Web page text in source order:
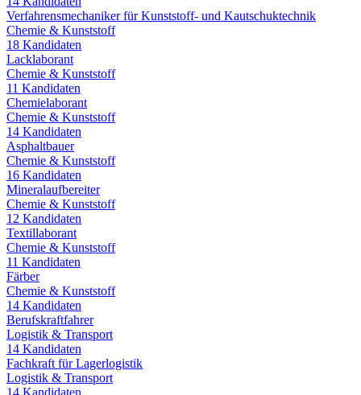
Verfahrensmechaniker für Kunststoff- und Kautschuktechnik
Chemie & Kunststoff
18 Kandidaten
Lacklaborant
Chemie & Kunststoff
11 Kandidaten
Chemielaborant
Chemie & Kunststoff
14 Kandidaten
Asphaltbauer
Chemie & Kunststoff
16 Kandidaten
Mineralaufbereiter
Chemie & Kunststoff
12 Kandidaten
Textillaborant
Chemie & Kunststoff
11 Kandidaten
Färber
Chemie & Kunststoff
14 Kandidaten
Berufskraftfahrer
Logistik & Transport
14 Kandidaten
Fachkraft für Lagerlogistik
Logistik & Transport
14 Kandidaten